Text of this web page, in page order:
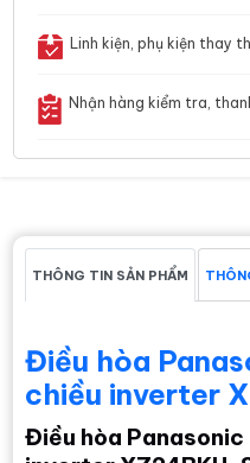
Linh kiện, phụ kiện thay
Nhận hàng kiểm tra,
THÔNG TIN SẢN PHẨM
Điều hòa
chiều inverter
Điều hòa